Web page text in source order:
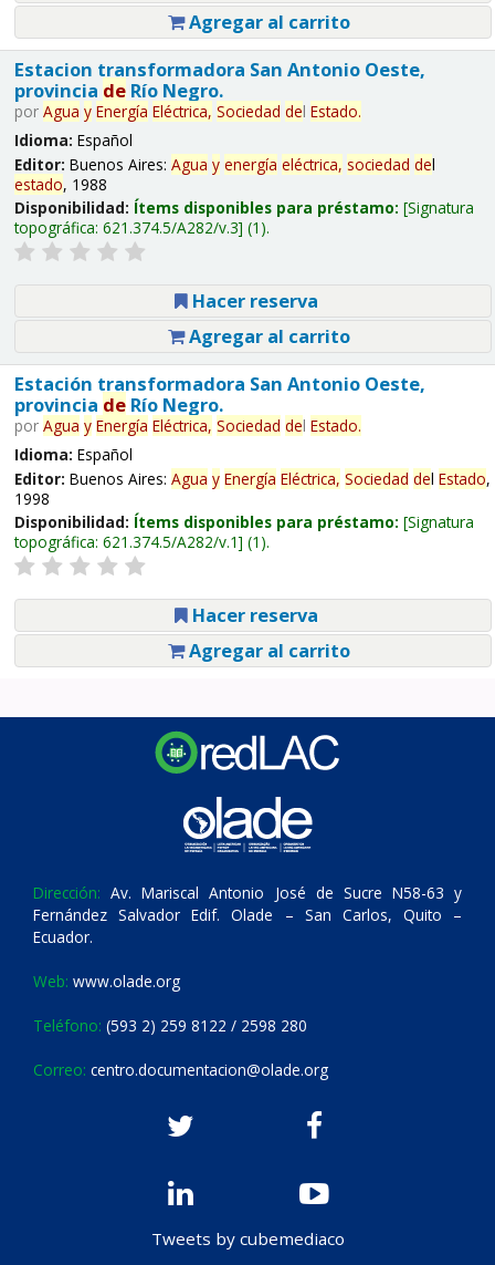
Agregar al carrito
Estacion transformadora San Antonio Oeste,
provincia deRío Negro.
por Agua y Energía Eléctrica, Sociedad del Estado.
Idioma: Español
Editor: Buenos Aires: Agua y energía eléctrica, sociedad del
estado, 1988
Disponibilidad: Ítems disponibles para préstamo: Signatura
topográfica: 621.374.5/A282/v.3 (1).
Hacer reserva
Agregar al carrito
Estación transformadora San Antonio Oeste,
provincia deRío Negro.
por Agua y Energía Eléctrica, Sociedad del Estado.
Idioma: Español
Editor: Buenos Aires: Agua y Energía Eléctrica, Sociedad del Estado,
1998
Disponibilidad: Ítems disponibles para préstamo: Signatura
topográfica: 621.374.5/A282/v.1 (1).
Hacer reserva
Agregar al carrito
Dirección: Av. Mariscal Antonio José de Sucre N58-63 y
Fernández Salvador Edif. Olade – San Carlos, Quito –
Ecuador.
Web: www.olade.org
Teléfono: (593 2) 259 8122 / 2598 280
Correo: centro.documentacion@olade.org
Tweets by cubemediaco